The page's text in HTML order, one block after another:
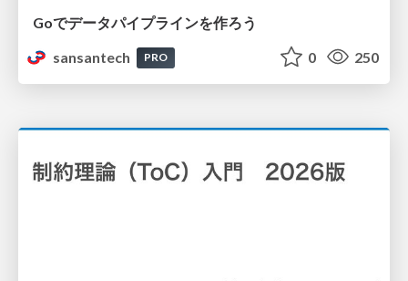
Goでデータパイプラインを作ろう
sansantech
PRO 0 250